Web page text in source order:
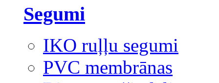
Segumi
IKO ruļļu segumi
PVC membrānas